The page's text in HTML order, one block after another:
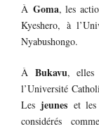
À Goma, les
Kyeshero, à
Nyabushongo.
À Bukavu, elles
l’Université
Les jeunes et
considérés